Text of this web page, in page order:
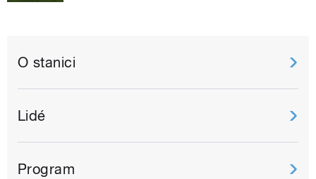
O stanici
Lidé
Program